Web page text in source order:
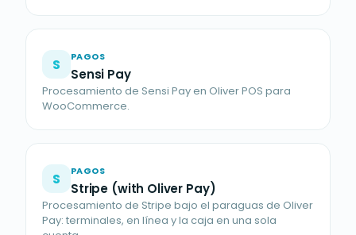
S PAGOS
Sensi Pay
Procesamiento de Sensi Pay en Oliver POS para
WooCommerce.
S PAGOS
Stripe (with Oliver Pay)
Procesamiento de Stripe bajo el paraguas de Oliver
Pay: terminales, en línea y la caja en una sola